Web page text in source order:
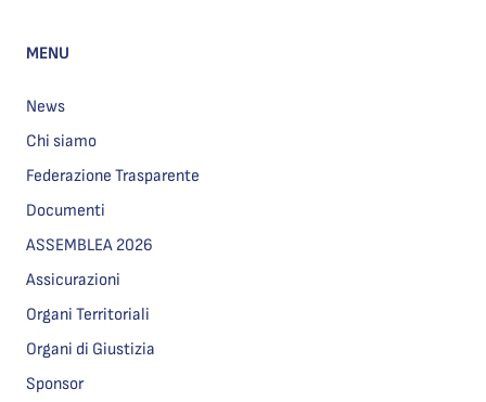
MENU
News
Chi siamo
Federazione Trasparente
Documenti
ASSEMBLEA 2026
Assicurazioni
Organi Territoriali
Organi di Giustizia
Sponsor